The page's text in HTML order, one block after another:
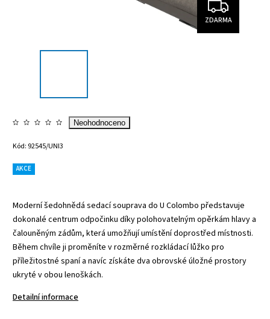
ZDARMA
Neohodnoceno
Kód: 92545/UNI3
AKCE
Moderní šedohnědá sedací souprava do U Colombo představuje
dokonalé centrum odpočinku díky polohovatelným opěrkám hlavy a
čalouněným zádům, která umožňují umístění doprostřed místnosti.
Během chvíle ji proměníte v rozměrné rozkládací lůžko pro
příležitostné spaní a navíc získáte dva obrovské úložné prostory
ukryté v obou lenoškách.
Detailní informace